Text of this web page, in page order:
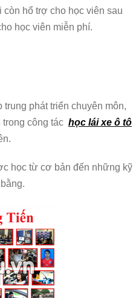
hổ trợ cho học viên sau
học viên miễn phí.
phát triển chuyên môn,
công tác học lái xe ô tô
học từ cơ bản đến những kỹ